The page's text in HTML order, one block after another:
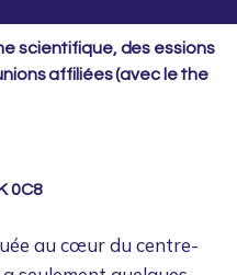
scientifique, des essions
affiliées (avec le the
0C8
au cœur du centre-